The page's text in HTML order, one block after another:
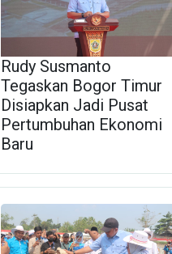
Rudy Susmanto
Tegaskan Bogor Timur
Disiapkan Jadi Pusat
Pertumbuhan Ekonomi
Baru